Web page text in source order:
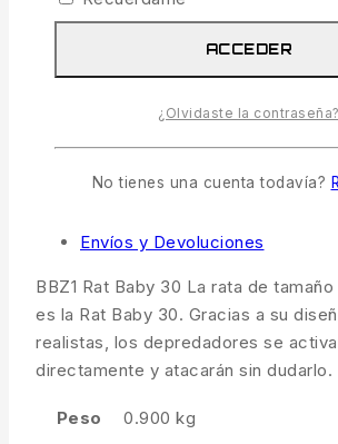
Descripción
Envíos y Devoluciones
BBZ1 Rat Baby 30 La rata de
es la Rat Baby 30. Gracias a su
realistas, los depredadores se
directamente y atacarán sin dudarlo.
Peso 0.900 kg
ACCEDER
¿Olvidaste la contraseña?
No tienes una cuenta todavía?